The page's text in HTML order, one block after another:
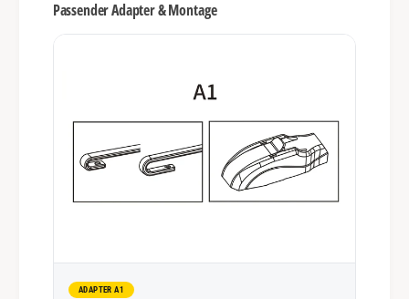
Passender Adapter & Montage
ADAPTER A1